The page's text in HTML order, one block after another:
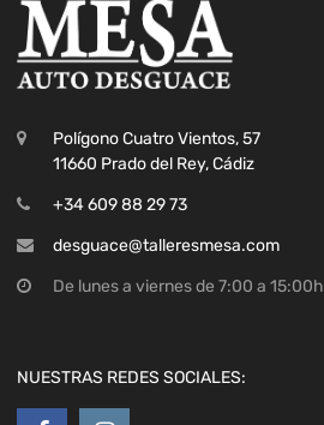
Polígono Cuatro Vientos, 57
11660 Prado del Rey, Cádiz
+34 609 88 29 73
desguace@talleresmesa.com
De lunes a viernes de 7:00 a 15:00h
NUESTRAS REDES SOCIALES: